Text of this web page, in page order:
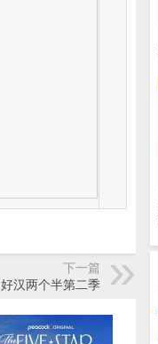
下一篇
好汉两个半第二季